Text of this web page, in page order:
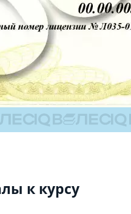
к курсу